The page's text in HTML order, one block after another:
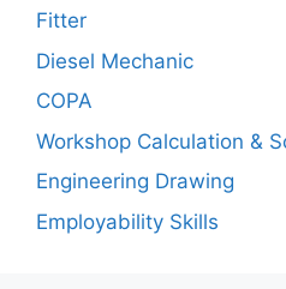
Fitter
Diesel Mechanic
COPA
Workshop Calculation &
Engineering Drawing
Employability Skills